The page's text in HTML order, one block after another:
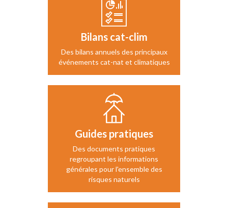
Bilans cat-clim
Des bilans annuels des principaux
événements cat-nat et climatiques
Guides pratiques
Des documents pratiques
regroupant les informations
générales pour l'ensemble des
risques naturels